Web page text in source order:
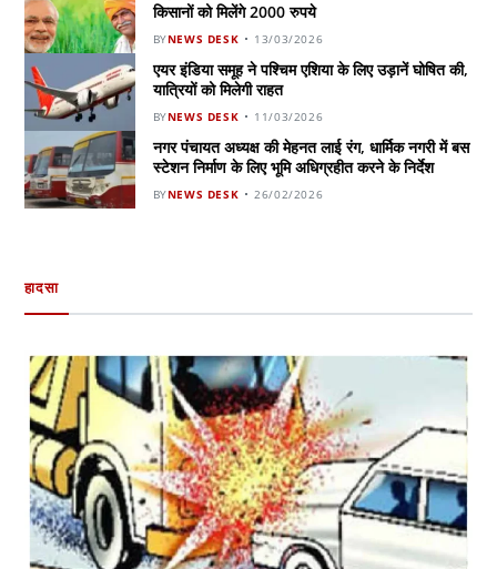
किसानों को मिलेंगे 2000 रुपये
BYNEWS DESK 13/03/2026
एयर इंडिया समूह ने पश्चिम एशिया के लिए उड़ानें घोषित की,
यात्रियों को मिलेगी राहत
BYNEWS DESK 11/03/2026
नगर पंचायत अध्यक्ष की मेहनत लाई रंग, धार्मिक नगरी में बस
स्टेशन निर्माण के लिए भूमि अधिग्रहीत करने के निर्देश
BYNEWS DESK 26/02/2026
हादसा